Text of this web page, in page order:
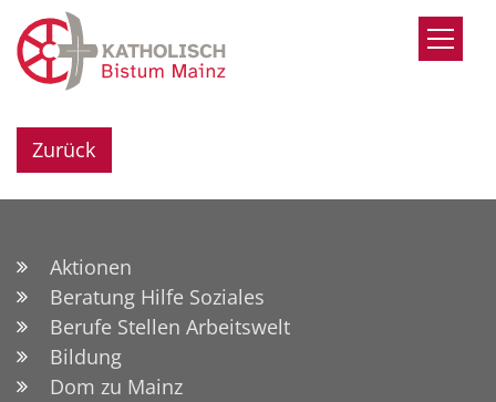
Zum Inhalt springen
Zurück
Aktionen
Beratung Hilfe Soziales
Berufe Stellen Arbeitswelt
Bildung
Dom zu Mainz